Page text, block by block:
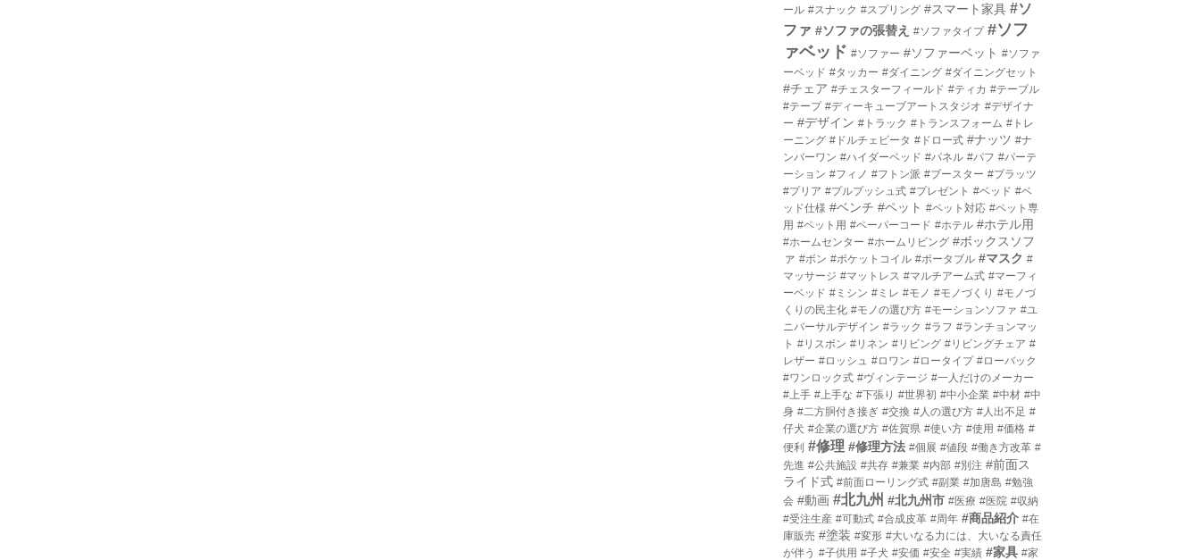
ール #スナック #スプリング #スマート家具 #ソ
ファ #ソファの張替え #ソファタイプ #ソフ
ァベッド #ソファー #ソファーベット #ソファ
ーベッド #タッカー #ダイニング #ダイニングセット
#チェア #チェスターフィールド #ティカ #テーブル
#テープ #ディーキューブアートスタジオ #デザイナ
ー #デザイン #トラック #トランスフォーム #トレ
ーニング #ドルチェビータ #ドロー式 #ナッツ #ナ
ンバーワン #ハイダーベッド #パネル #パフ #パーテ
ーション #フィノ #フトン派 #ブースター #プラッツ
#プリア #プルプッシュ式 #プレゼント #ベッド #ベ
ッド仕様 #ベンチ #ペット #ペット対応 #ペット専
用 #ペット用 #ペーパーコード #ホテル #ホテル用
#ホームセンター #ホームリビング #ボックスソフ
ァ #ボン #ポケットコイル #ポータブル #マスク #
マッサージ #マットレス #マルチアーム式 #マーフィ
ーベッド #ミシン #ミレ #モノ #モノづくり #モノづ
くりの民主化 #モノの選び方 #モーションソファ #ユ
ニバーサルデザイン #ラック #ラフ #ランチョンマッ
ト #リスボン #リネン #リビング #リビングチェア #
レザー #ロッシュ #ロワン #ロータイプ #ローバック
#ワンロック式 #ヴィンテージ #一人だけのメーカー
#上手 #上手な #下張り #世界初 #中小企業 #中材 #中
身 #二方胴付き接ぎ #交換 #人の選び方 #人出不足 #
仔犬 #企業の選び方 #佐賀県 #使い方 #使用 #価格 #
便利 #修理 #修理方法 #個展 #値段 #働き方改革 #
先進 #公共施設 #共存 #兼業 #内部 #別注 #前面ス
ライド式 #前面ローリング式 #副業 #加唐島 #勉強
会 #動画 #北九州 #北九州市 #医療 #医院 #収納
#受注生産 #可動式 #合成皮革 #周年 #商品紹介 #在
庫販売 #塗装 #変形 #大いなる力には、大いなる責任
が伴う #子供用 #子犬 #安価 #安全 #実績 #家具 #家